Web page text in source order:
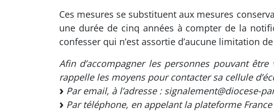
Ces mesures se substituent aux mesures
une durée de cinq années à compter de la
confesser qui n’est assortie d’aucune limitation
Afin d’accompagner les personnes pouvant
rappelle les moyens pour contacter sa cellule
Par email, à l’adresse : signalement@diocese-
Par téléphone, en appelant la plateforme